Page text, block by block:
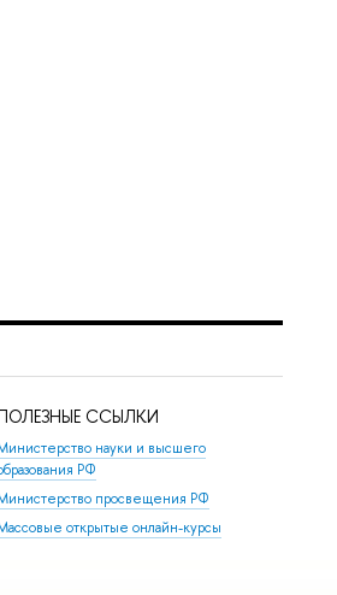
ССЫЛКИ
науки и высшего
РФ
просвещения РФ
открытые онлайн-курсы